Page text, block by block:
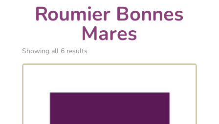
Roumier Bonnes
Mares
Showing all 6 results